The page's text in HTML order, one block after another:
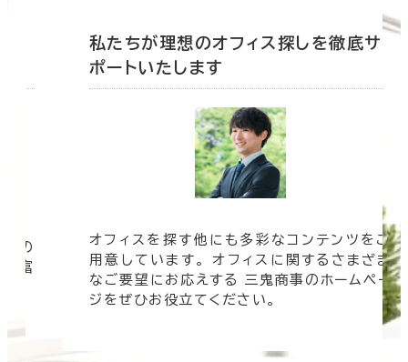
の
豊富
私たちが理想のオフィス探しを徹底サ
ポートいたします
オフィスを探す他にも多彩なコンテンツをご
用意しています。 オフィスに関するさまざま
なご要望にお応えする 三鬼商事のホームペー
ジをぜひお役立てください。